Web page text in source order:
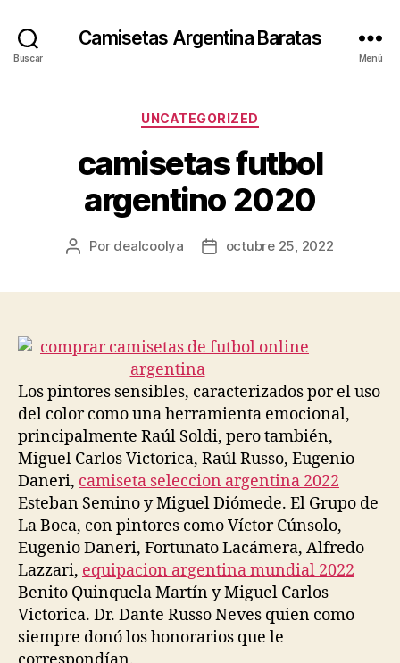
Buscar
Camisetas Argentina Baratas
Menú
Categorías
UNCATEGORIZED
camisetas futbol
argentino 2020
Autor
Por dealcoolya
Fechaoctubre 25, 2022
Los pintores sensibles, caracterizados por el uso
del color como una herramienta emocional,
principalmente Raúl Soldi, pero también,
Miguel Carlos Victorica, Raúl Russo, Eugenio
Daneri, camiseta seleccion argentina 2022
Esteban Semino y Miguel Diómede. El Grupo de
La Boca, con pintores como Víctor Cúnsolo,
Eugenio Daneri, Fortunato Lacámera, Alfredo
Lazzari, equipacion argentina mundial 2022
Benito Quinquela Martín y Miguel Carlos
Victorica. Dr. Dante Russo Neves quien como
siempre donó los honorarios que le